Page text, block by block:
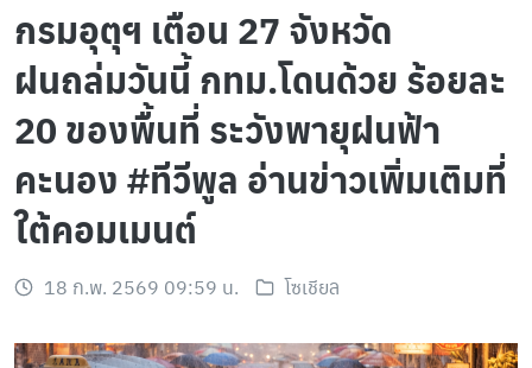
กรมอุตุฯ เตือน 27 จังหวัด
ฝนถล่มวันนี้ กทม.โดนด้วย ร้อยละ
20 ของพื้นที่ ระวังพายุฝนฟ้า
คะนอง #ทีวีพูล อ่านข่าวเพิ่มเติมที่
ใต้คอมเมนต์
18 ก.พ. 2569 09:59 น. โซเชียล